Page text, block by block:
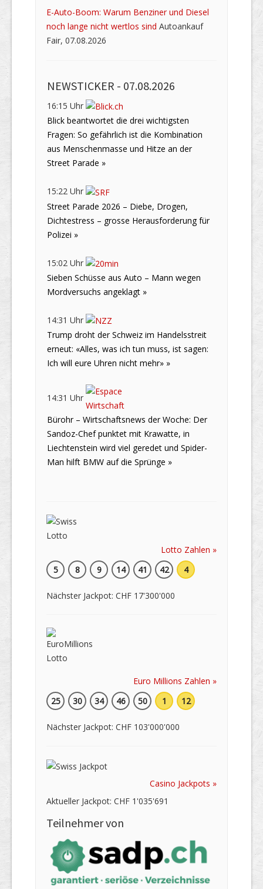
E-Auto-Boom: Warum Benziner und Diesel
noch lange nicht wertlos sind Autoankauf
Fair, 07.08.2026
NEWSTICKER - 07.08.2026
16:15 Uhr
Blick beantwortet die drei wichtigsten
Fragen: So gefährlich ist die Kombination
aus Menschenmasse und Hitze an der
Street Parade »
15:22 Uhr
Street Parade 2026 – Diebe, Drogen,
Dichtestress – grosse Herausforderung für
Polizei »
15:02 Uhr
Sieben Schüsse aus Auto – Mann wegen
Mordversuchs angeklagt »
14:31 Uhr
Trump droht der Schweiz im Handelsstreit
erneut: «Alles, was ich tun muss, ist sagen:
Ich will eure Uhren nicht mehr» »
14:31 Uhr
Bürohr – Wirtschaftsnews der Woche: Der
Sandoz-Chef punktet mit Krawatte, in
Liechtenstein wird viel geredet und Spider-
Man hilft BMW auf die Sprünge »
Lotto Zahlen »
5
8 9 14 41 42 4
Nächster Jackpot: CHF 17'300'000
Euro Millions Zahlen »
25
30 34 46 50 1 12
Nächster Jackpot: CHF 103'000'000
Casino Jackpots »
Aktueller Jackpot: CHF 1'035'691
Teilnehmer von